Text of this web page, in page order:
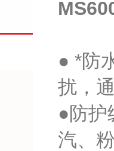
● *防
扰，
●防护
汽、